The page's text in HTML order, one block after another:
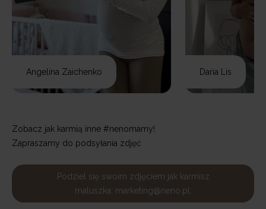
Angelina Zaichenko Daria Lis
Zobacz jak karmią inne #nenomamy!
Zapraszamy do podsyłania zdjęć
Podziel się swoim zdjęciem jak karmisz
maluszka: marketing@neno.pl.